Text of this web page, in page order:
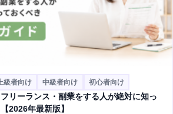
級者向け 中級者向け 初心者向け
リーランス・副業をする人が絶対に知っ
2026年最新版】